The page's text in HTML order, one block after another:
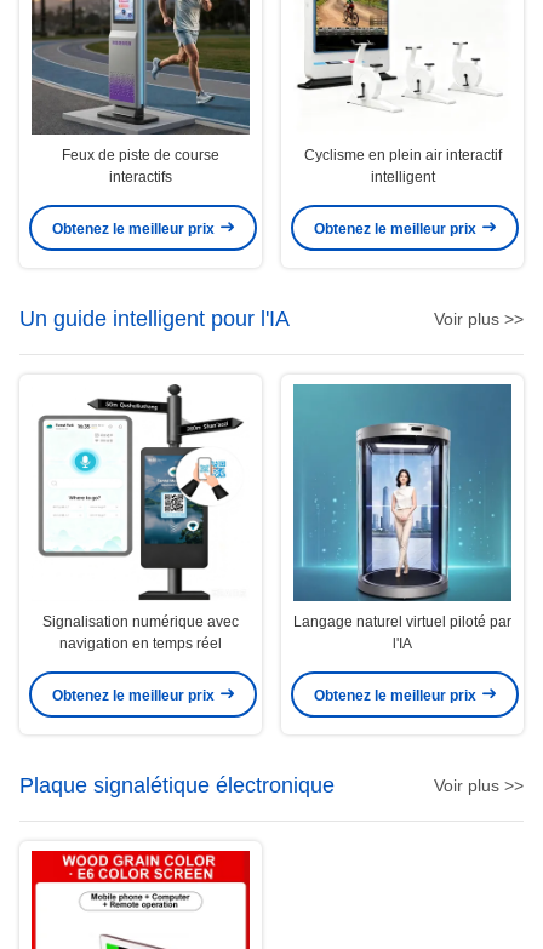
Feux de piste de course
interactifs
Obtenez le meilleur prix
Cyclisme en plein air interactif
intelligent
Obtenez le meilleur prix
Un guide intelligent pour l'IA Voir plus >>
Signalisation numérique avec
navigation en temps réel
Obtenez le meilleur prix
Langage naturel virtuel piloté par
l'IA
Obtenez le meilleur prix
Plaque signalétique électronique Voir plus >>